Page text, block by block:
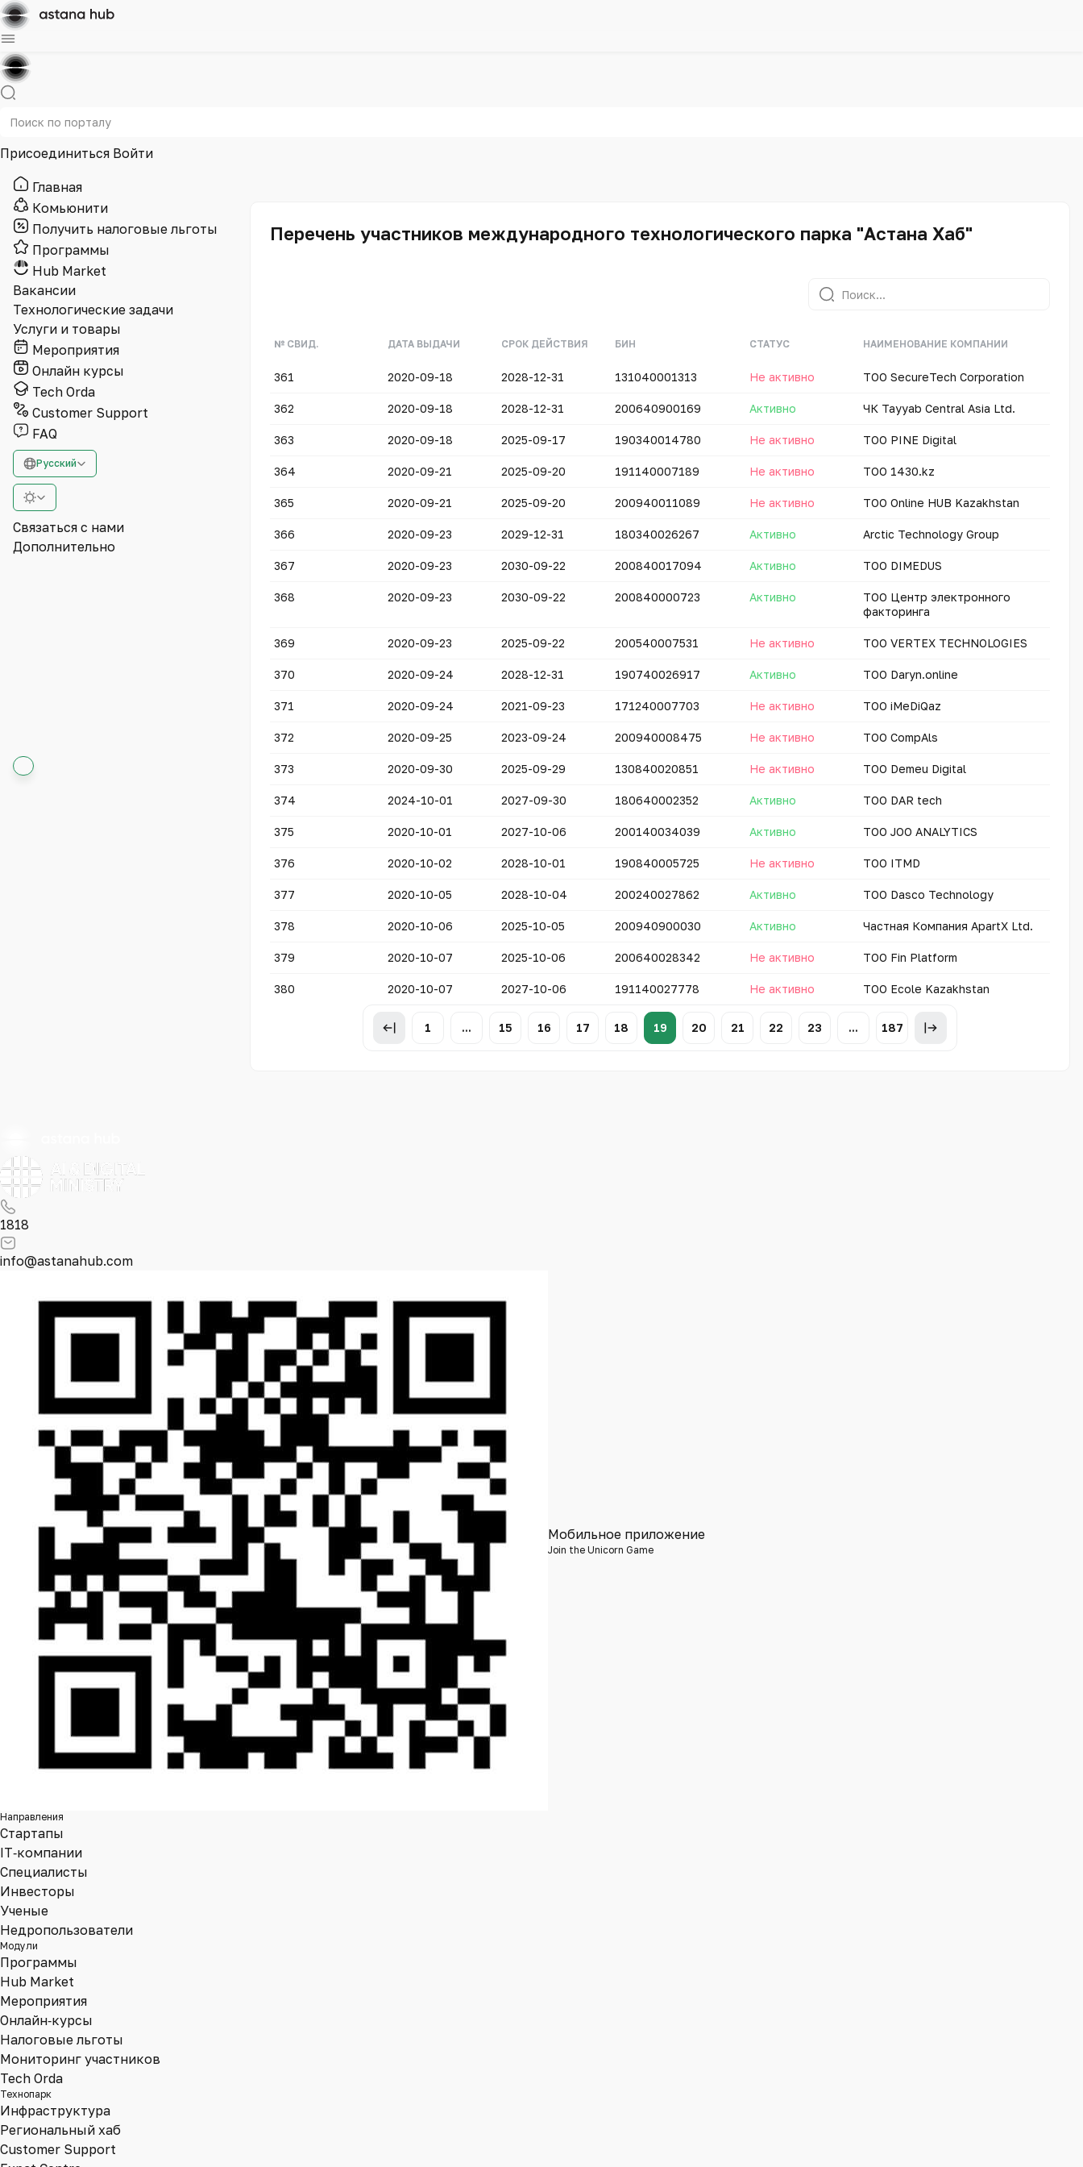
Присоединиться Войти
Главная
Комьюнити
Получить налоговые льготы
Программы
Hub Market
Вакансии
Технологические задачи
Услуги и товары
Мероприятия
Онлайн курсы
Tech Orda
Customer Support
FAQ
Русский
Связаться с нами
Дополнительно
Перечень участников международного технологического парка "Астана Хаб"
№ СВИД. ДАТА ВЫДАЧИ СРОК ДЕЙСТВИЯ БИН СТАТУС НАИМЕНОВАНИЕ КОМПАНИИ
361 2020-09-18 2028-12-31 131040001313 Не активно ТОО SecureTech Corporation
362 2020-09-18 2028-12-31 200640900169 Активно ЧК Tayyab Central Asia Ltd.
363 2020-09-18 2025-09-17 190340014780 Не активно ТОО PINE Digital
364 2020-09-21 2025-09-20 191140007189 Не активно ТОО 1430.kz
365 2020-09-21 2025-09-20 200940011089 Не активно ТОО Online HUB Kazakhstan
366 2020-09-23 2029-12-31 180340026267 Активно Arctic Technology Group
367 2020-09-23 2030-09-22 200840017094 Активно ТОО DIMEDUS
368 2020-09-23 2030-09-22 200840000723 Активно
ТОО Центр электронного
факторинга
369 2020-09-23 2025-09-22 200540007531 Не активно ТОО VERTEX TECHNOLOGIES
370 2020-09-24 2028-12-31 190740026917 Активно ТОО Daryn.online
371 2020-09-24 2021-09-23 171240007703 Не активно ТОО iMeDiQaz
372 2020-09-25 2023-09-24 200940008475 Не активно ТОО CompAls
373 2020-09-30 2025-09-29 130840020851 Не активно ТОО Demeu Digital
374 2024-10-01 2027-09-30 180640002352 Активно ТОО DAR tech
375 2020-10-01 2027-10-06 200140034039 Активно ТОО JOO ANALYTICS
376 2020-10-02 2028-10-01 190840005725 Не активно ТОО ITMD
377 2020-10-05 2028-10-04 200240027862 Активно ТОО Dasco Technology
378 2020-10-06 2025-10-05 200940900030 Активно Частная Компания ApartX Ltd.
379 2020-10-07 2025-10-06 200640028342 Не активно ТОО Fin Platform
380 2020-10-07 2027-10-06 191140027778 Не активно ТОО Ecole Kazakhstan
1 ... 15 16 17 18 19 20 21 22 23 ... 187
1818
info@astanahub.com
Мобильное приложение
Join the Unicorn Game
Направления
Стартапы
IT‑компании
Специалисты
Инвесторы
Ученые
Недропользователи
Модули
Программы
Hub Market
Мероприятия
Онлайн‑курсы
Налоговые льготы
Мониторинг участников
Tech Orda
Технопарк
Инфраструктура
Региональный хаб
Customer Support